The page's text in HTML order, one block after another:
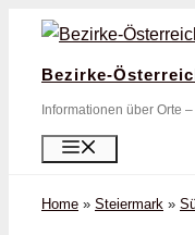
Zum
springen
Bezirke-
Informationen über Orte
Home » Steiermark »